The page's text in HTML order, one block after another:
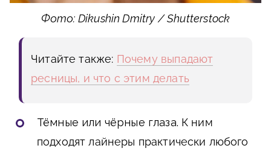
Фото: Dikushin Dmitry / Shutterstock
Читайте также: Почему выпадают
ресницы, и что с этим делать
Тёмные или чёрные глаза. К ним
подходят лайнеры практически любого